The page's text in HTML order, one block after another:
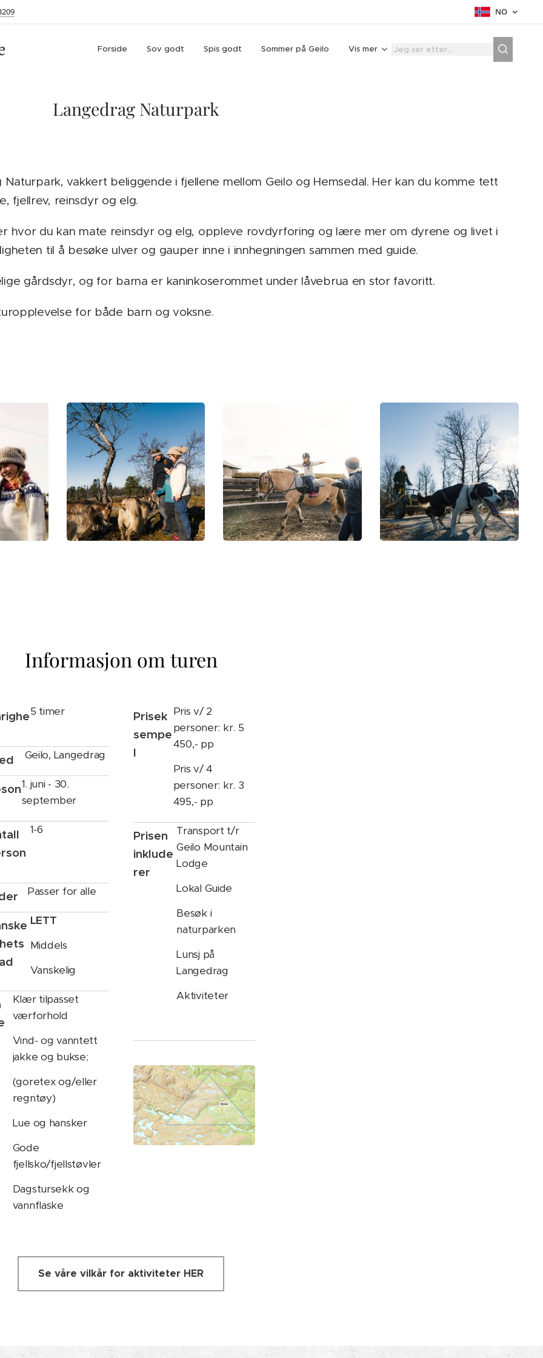
NO
Forside Sov godt Spis godt Sommer på Geilo Vis mer
Langedrag Naturpark
vakkert beliggende i fjellene mellom Geilo og Hemsedal. Her kan du komme tett
fjellrev, reinsdyr og elg.
hvor du kan mate reinsdyr og elg, oppleve rovdyrforing og lære mer om dyrene og livet i
til å besøke ulver og gauper inne i innhegningen sammen med guide.
gårdsdyr, og for barna er kaninkoserommet under låvebrua en stor favoritt.
for både barn og voksne.
Informasjon om turen
5 timer
Geilo, Langedrag
1. juni - 30.
september
1-6
Passer for alle
LETT
Middels
Vanskelig
Klær tilpasset
værforhold
Vind- og vanntett
jakke og bukse;
(goretex og/eller
regntøy)
Lue og hansker
Gode
fjellsko/fjellstøvler
Dagstursekk og
vannflaske
Prisek
sempe
l
Pris v/ 2
personer: kr. 5
450,- pp
Pris v/ 4
personer: kr. 3
495,- pp
Prisen
inklude
rer
Transport t/r
Geilo Mountain
Lodge
Lokal Guide
Besøk i
naturparken
Lunsj på
Langedrag
Aktiviteter
Se våre vilkår for aktiviteter HER